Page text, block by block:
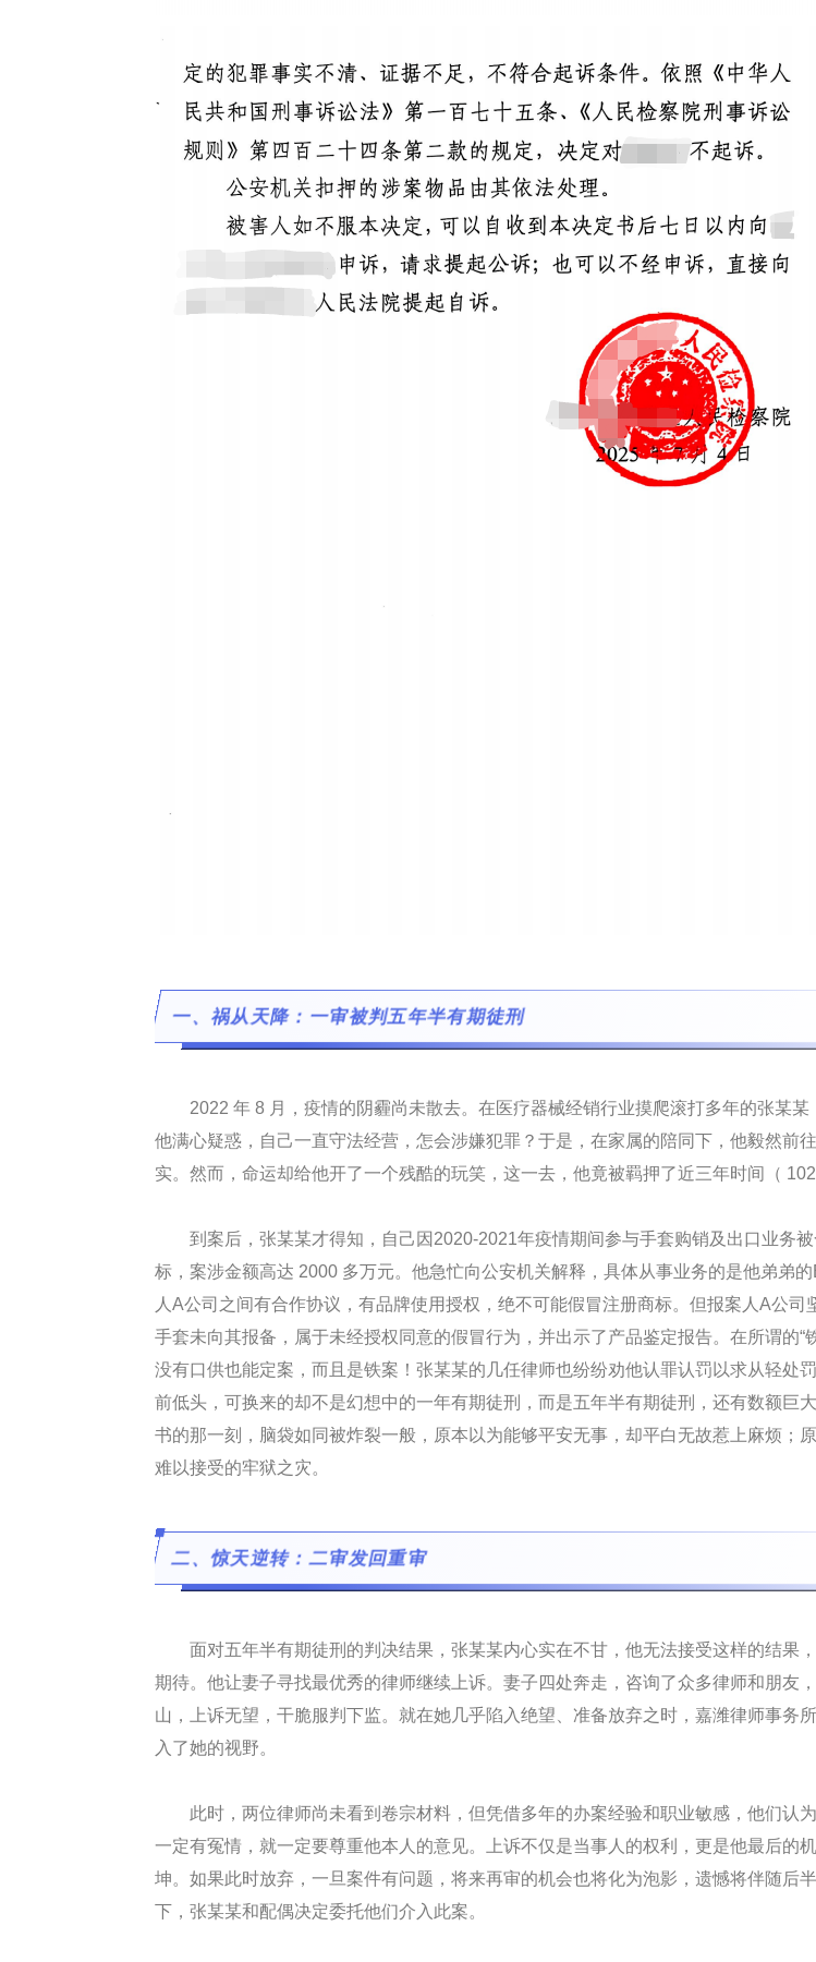
一、祸从天降：一审被判五年半有期徒刑
2022 年 8 月，疫情的阴霾尚未散去。在医疗器械经销行业摸爬滚打多年的张某某
他满心疑惑，自己一直守法经营，怎会涉嫌犯罪？于是，在家属的陪同下，他毅然前
实。然而，命运却给他开了一个残酷的玩笑，这一去，他竟被羁押了近三年时间（
到案后，张某某才得知，自己因2020-2021年疫情期间参与手套购销及出口业务
标，案涉金额高达 2000 多万元。他急忙向公安机关解释，具体从事业务的是他弟弟
人A公司之间有合作协议，有品牌使用授权，绝不可能假冒注册商标。但报案人A公司
手套未向其报备，属于未经授权同意的假冒行为，并出示了产品鉴定报告。在所谓的“
没有口供也能定案，而且是铁案！张某某的几任律师也纷纷劝他认罪认罚以求从轻处
前低头，可换来的却不是幻想中的一年有期徒刑，而是五年半有期徒刑，还有数额巨
书的那一刻，脑袋如同被炸裂一般，原本以为能够平安无事，却平白无故惹上麻烦；
难以接受的牢狱之灾。
二、惊天逆转：二审发回重审
面对五年半有期徒刑的判决结果，张某某内心实在不甘，他无法接受这样的结果
期待。他让妻子寻找最优秀的律师继续上诉。妻子四处奔走，咨询了众多律师和朋友
山，上诉无望，干脆服判下监。就在她几乎陷入绝望、准备放弃之时，嘉潍律师事务
入了她的视野。
此时，两位律师尚未看到卷宗材料，但凭借多年的办案经验和职业敏感，他们认
一定有冤情，就一定要尊重他本人的意见。上诉不仅是当事人的权利，更是他最后的
坤。如果此时放弃，一旦案件有问题，将来再审的机会也将化为泡影，遗憾将伴随后
下，张某某和配偶决定委托他们介入此案。